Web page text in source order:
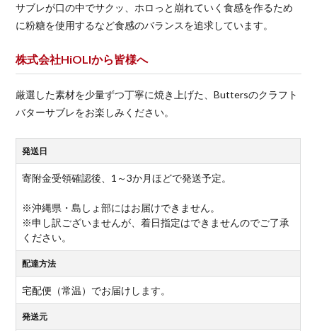
サブレが口の中でサクッ、ホロっと崩れていく食感を作るため
に粉糖を使用するなど食感のバランスを追求しています。
株式会社HiOLIから皆様へ
厳選した素材を少量ずつ丁寧に焼き上げた、Buttersのクラフト
バターサブレをお楽しみください。
発送日
寄附金受領確認後、1～3か月ほどで発送予定。
※沖縄県・島しょ部にはお届けできません。
※申し訳ございませんが、着日指定はできませんのでご了承
ください。
配達方法
宅配便（常温）でお届けします。
発送元